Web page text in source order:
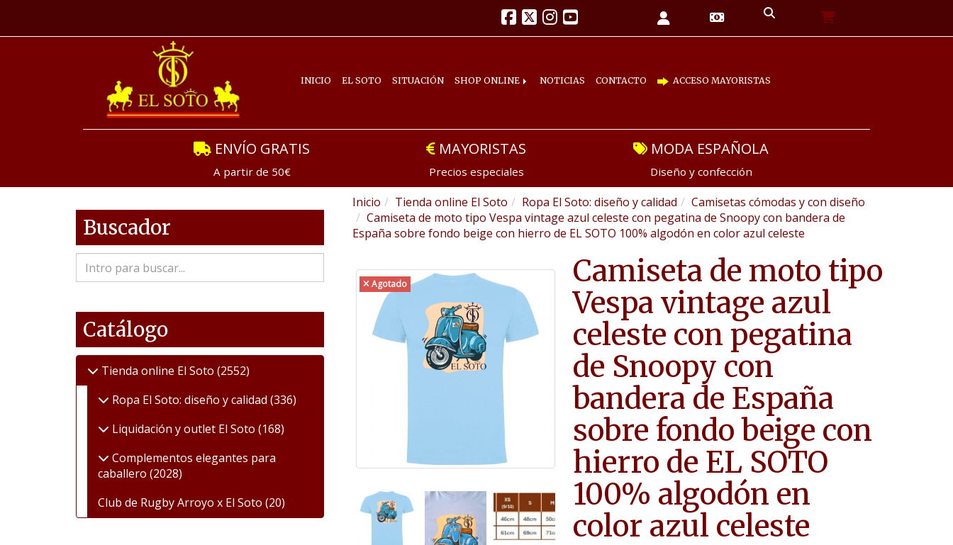
INICIO EL SOTO SITUACIÓN SHOP ONLINE NOTICIAS CONTACTO ACCESO MAYORISTAS
ENVÍO GRATIS
A partir de 50€
MAYORISTAS
Precios especiales
MODA ESPAÑOLA
Diseño y confección
Inicio Tienda online El Soto Ropa El Soto: diseño y calidad
Camisetas cómodas y con diseño
Camiseta de moto tipo Vespa vintage azul celeste con pegatina de Snoopy con bandera de
España sobre fondo beige con hierro de EL SOTO 100% algodón en color azul celeste
Agotado
Camiseta de moto tipo
Vespa vintage azul
celeste con pegatina
de Snoopy con
bandera de España
sobre fondo beige con
hierro de EL SOTO
100% algodón en
color azul celeste
Buscador
Catálogo
Tienda online El Soto (2552)
Ropa El Soto: diseño y calidad (336)
Liquidación y outlet El Soto (168)
Complementos elegantes para
caballero (2028)
Club de Rugby Arroyo x El Soto (20)